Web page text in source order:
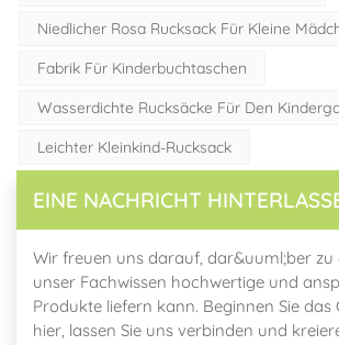
Niedlicher Rosa Rucksack Für Kleine
Fabrik Für Kinderbuchtaschen
Wasserdichte Rucksäcke Für Den
Leichter Kleinkind-Rucksack
EINE NACHRICHT
Wir freuen uns darauf, dar&uuml;ber zu
unser Fachwissen hochwertige und
Produkte liefern kann. Beginnen Sie das
hier, lassen Sie uns verbinden und